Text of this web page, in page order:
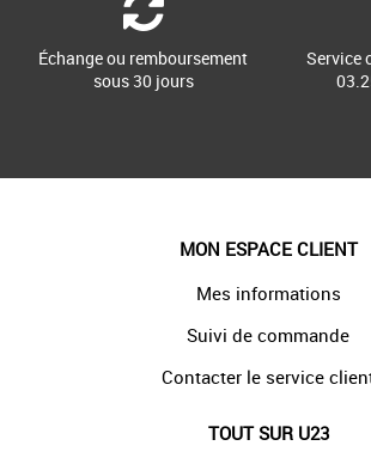
Échange ou remboursement
sous 30 jours
Service
MON ESPACE CLIENT
Mes informations
Suivi de commande
Contacter le service
TOUT SUR U23